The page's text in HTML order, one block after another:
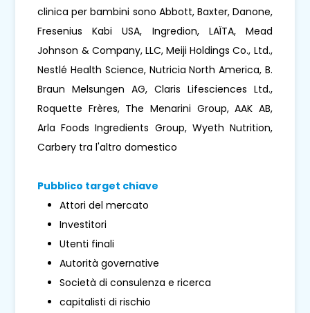
clinica per bambini sono Abbott, Baxter, Danone,
Fresenius Kabi USA, Ingredion, LAÏTA, Mead
Johnson & Company, LLC, Meiji Holdings Co., Ltd.,
Nestlé Health Science, Nutricia North America, B.
Braun Melsungen AG, Claris Lifesciences Ltd.,
Roquette Frères, The Menarini Group, AAK AB,
Arla Foods Ingredients Group, Wyeth Nutrition,
Carbery tra l'altro domestico
Pubblico target chiave
Attori del mercato
Investitori
Utenti finali
Autorità governative
Società di consulenza e ricerca
capitalisti di rischio